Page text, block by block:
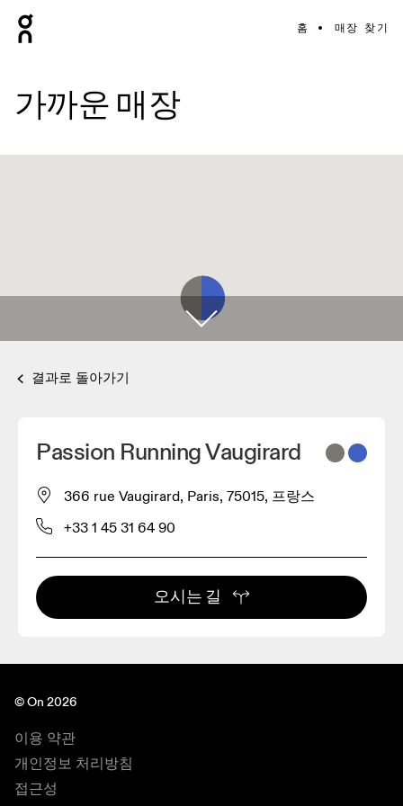
홈 매장 찾기
가까운 매장
결과로 돌아가기
Passion Running Vaugirard
366 rue Vaugirard, Paris, 75015, 프랑스
+33 1 45 31 64 90
오시는 길
© On 2026
이용 약관
개인정보 처리방침
접근성